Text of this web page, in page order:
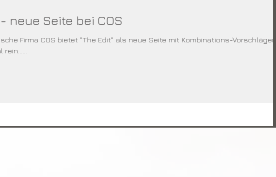
neue Seite bei COS
Firma COS bietet "The Edit" als neue Seite mit Kombinations-Vorschlägen